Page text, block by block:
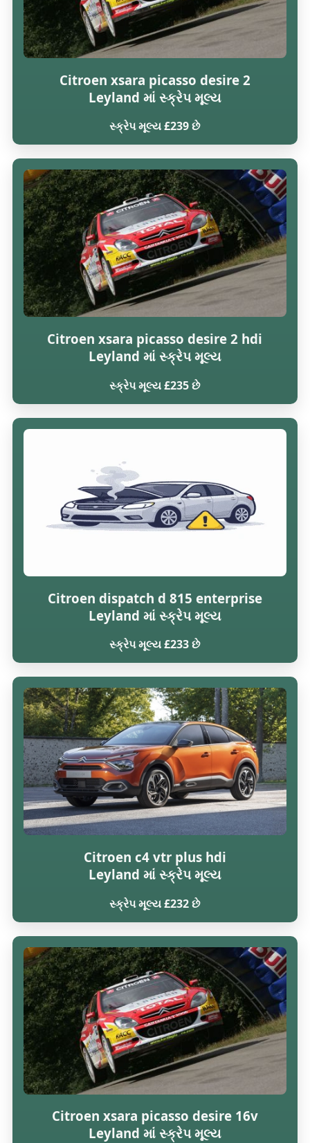
Citroen xsara picasso desire 2
Leyland માં સ્ક્રેપ મૂલ્ય
સ્ક્રેપ મૂલ્ય £239 છે
Citroen xsara picasso desire 2 hdi
Leyland માં સ્ક્રેપ મૂલ્ય
સ્ક્રેપ મૂલ્ય £235 છે
Citroen dispatch d 815 enterprise
Leyland માં સ્ક્રેપ મૂલ્ય
સ્ક્રેપ મૂલ્ય £233 છે
Citroen c4 vtr plus hdi
Leyland માં સ્ક્રેપ મૂલ્ય
સ્ક્રેપ મૂલ્ય £232 છે
Citroen xsara picasso desire 16v
Leyland માં સ્ક્રેપ મૂલ્ય